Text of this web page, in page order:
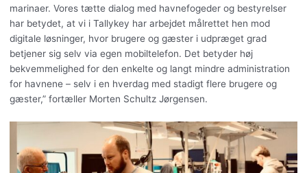
marinaer. Vores tætte dialog med havnefogeder og bestyrelser
har betydet, at vi i Tallykey har arbejdet målrettet hen mod
digitale løsninger, hvor brugere og gæster i udpræget grad
betjener sig selv via egen mobiltelefon. Det betyder høj
bekvemmelighed for den enkelte og langt mindre administration
for havnene – selv i en hverdag med stadigt flere brugere og
gæster,” fortæller Morten Schultz Jørgensen.